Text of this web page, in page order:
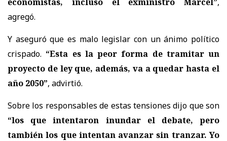
agregó.
Y aseguró que es malo legislar con un ánimo político
crispado. “Esta es la peor forma de tramitar un
proyecto de ley que, además, va a quedar hasta el
año 2050”, advirtió.
Sobre los responsables de estas tensiones dijo que son
“los que intentaron inundar el debate, pero
también los que intentan avanzar sin tranzar. Yo